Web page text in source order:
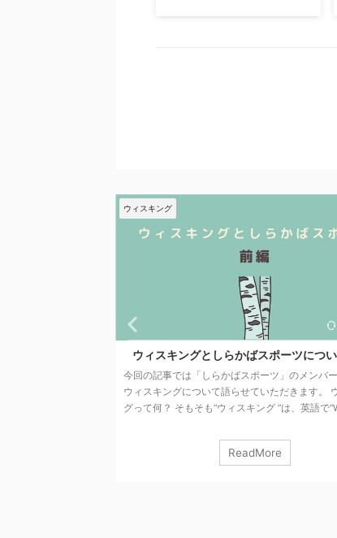
2023/3/3
かばスポーツについて-前編
ばスポーツ」のメンバーとして、
らせていただきます。 ウィスキン
スキング ”は、英語で“Whisk”の現
ウィスキングとしらかば
ここまで、複数の場所で「無料
ば戦士で相互練習を重ね、たく
してきました。 その中で 「し
使い方」 などなどが見えてきた
かばスポーツとして編み出した